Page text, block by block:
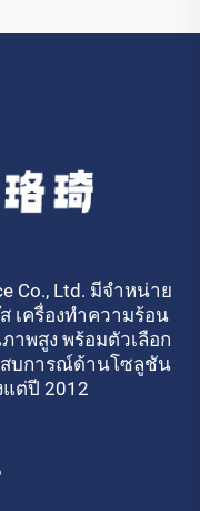
Co., Ltd. มีจำหน่าย
เครื่องทำความร้อน
พสูง พร้อมตัวเลือก
สบการณ์ด้านโซลูชัน
ต่ปี 2012